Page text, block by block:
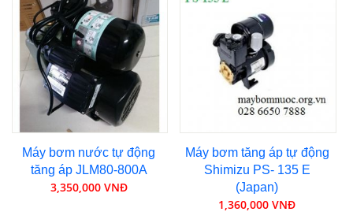
Máy bơm nước tự động
tăng áp JLM80-800A
3,350,000 VNĐ
Máy bơm tăng áp tự động
Shimizu PS- 135 E
(Japan)
1,360,000 VNĐ